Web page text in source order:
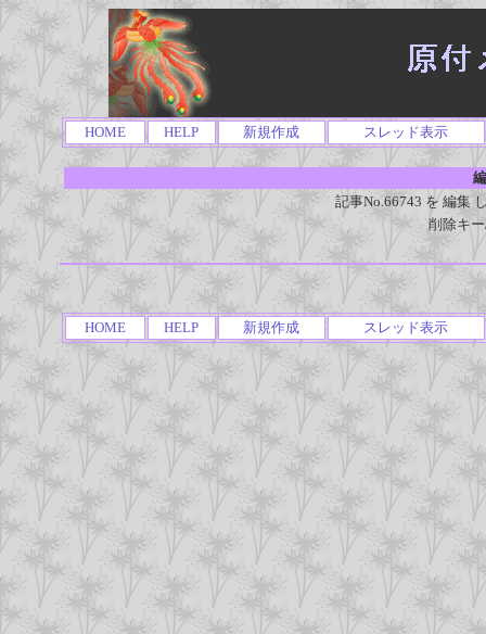
HOME HELP 新規作成 スレッド表示
記事No.66743 を 編集
削除キ
HOME HELP 新規作成 スレッド表示